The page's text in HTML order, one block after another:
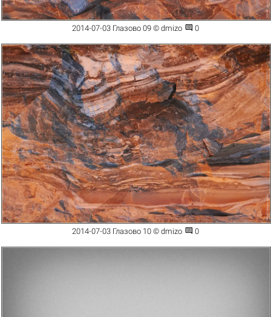
2014-07-03 Глазово 09 © dmizo  0
2014-07-03 Глазово 10 © dmizo  0